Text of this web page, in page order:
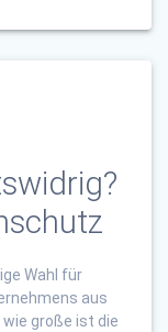
Wahl für
aus
große ist die